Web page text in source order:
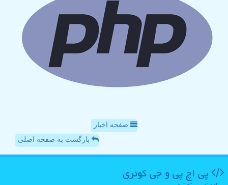
صفحه اخبار
بازگشت به صفحه اصلی
پی اچ پی و جی كوئری